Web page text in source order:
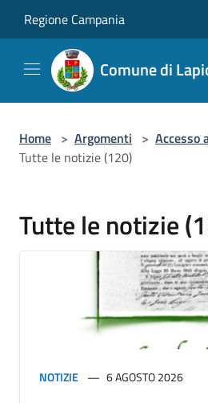
Regione Campania
Comune di
Home > Argomenti > Accesso
Tutte le notizie (120)
Tutte le notizie
NOTIZIE 6 AGOSTO 2026